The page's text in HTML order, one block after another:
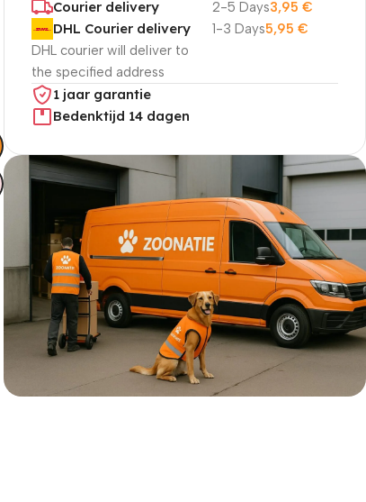
Courier delivery
2-5 Days3,95€
DHL Courier delivery
DHL courier will deliver to
the specified address
1-3 Days5,95€
1 jaar garantie
Bedenktijd 14 dagen